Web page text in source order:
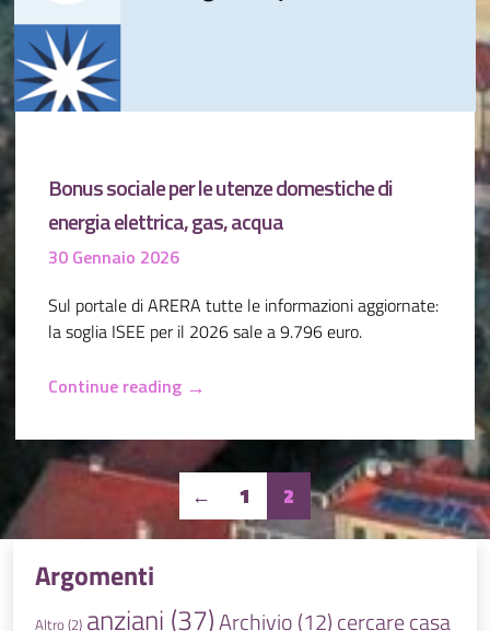
Bonus sociale per le utenze domestiche di
energia elettrica, gas, acqua
30 Gennaio 2026
Sul portale di ARERA tutte le informazioni aggiornate:
la soglia ISEE per il 2026 sale a 9.796 euro.
Continue reading →
Pagination ← 1 2
Argomenti
Altro(2) anziani (37)Archivio(12) cercare casa